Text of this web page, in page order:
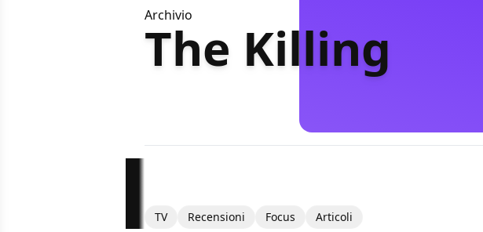
Archivio
The Killing
TV Recensioni Focus Articoli